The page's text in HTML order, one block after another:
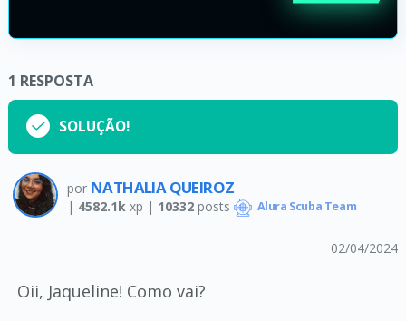
1 RESPOSTA
SOLUÇÃO!
por NATHALIA QUEIROZ
| 4582.1k xp | 10332posts Alura Scuba Team
02/04/2024
Oii, Jaqueline! Como vai?